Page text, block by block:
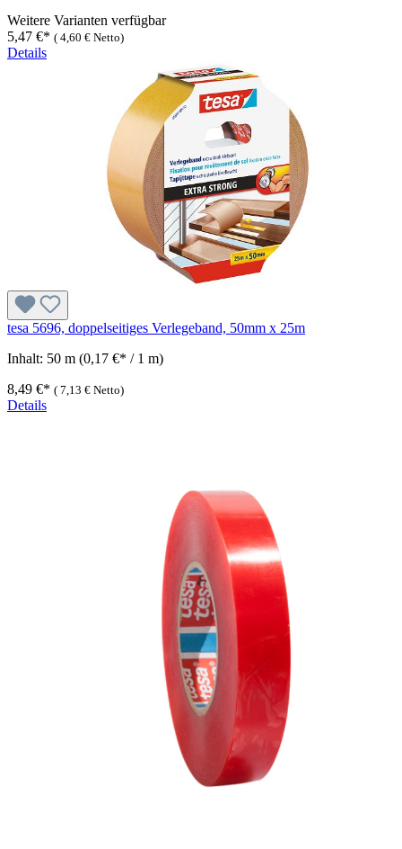
Weitere Varianten verfügbar
5,47 €* ( 4,60 € Netto)
Details
tesa 5696, doppelseitiges Verlegeband, 50mm x 25m
Inhalt: 50 m (0,17 €* / 1 m)
8,49 €* ( 7,13 € Netto)
Details